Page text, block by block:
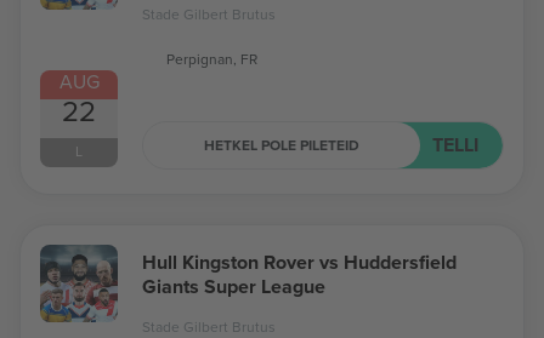
AUG
22
L
Stade Gilbert Brutus
Perpignan, FR
HETKEL POLE PILETEID TELLI
Hull Kingston Rover vs Huddersfield
Giants Super League
Stade Gilbert Brutus